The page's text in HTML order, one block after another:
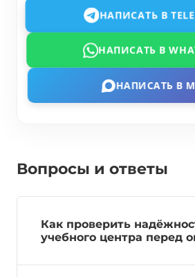
НАПИСАТЬ В
НАПИСАТЬ В
НАПИСАТЬ В
Вопросы и ответы
Как проверить
учебного центра перед